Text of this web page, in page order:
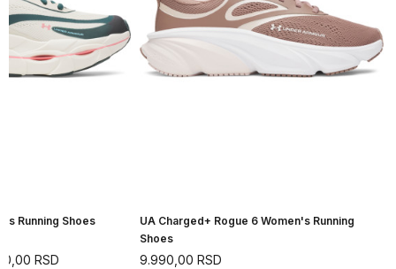
Running Shoes
RSD
UA Charged+ Rogue 6 Women's Running
Shoes
9.990,00 RSD